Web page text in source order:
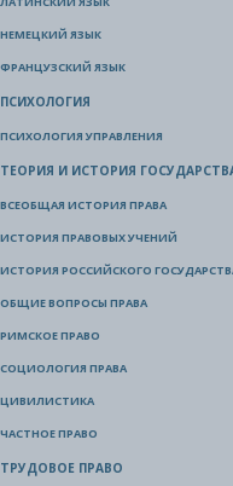
НЕМЕЦКИЙ ЯЗЫК
ФРАНЦУЗСКИЙ ЯЗЫК
ПСИХОЛОГИЯ
ПСИХОЛОГИЯ УПРАВЛЕНИЯ
ТЕОРИЯ И ИСТОРИЯ
ВСЕОБЩАЯ ИСТОРИЯ ПРАВА
ИСТОРИЯ ПРАВОВЫХ УЧЕНИЙ
ИСТОРИЯ РОССИЙСКОГО
ОБЩИЕ ВОПРОСЫ ПРАВА
РИМСКОЕ ПРАВО
СОЦИОЛОГИЯ ПРАВА
ЦИВИЛИСТИКА
ЧАСТНОЕ ПРАВО
ТРУДОВОЕ ПРАВО